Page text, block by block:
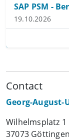
SAP PSM -
19.10.2026
Contact
Georg-
Wilhelmsplatz 1
37073 Göttingen